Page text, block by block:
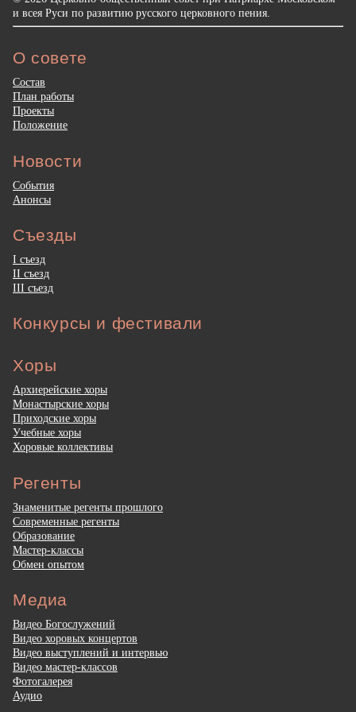
и всея Руси по развитию русского церковного пения.
О совете
Состав
План работы
Проекты
Положение
Новости
События
Анонсы
Съезды
I съезд
II съезд
III съезд
Конкурсы и фестивали
Хоры
Архиерейские хоры
Монастырские хоры
Приходские хоры
Учебные хоры
Хоровые коллективы
Регенты
Знаменитые регенты прошлого
Современные регенты
Образование
Мастер-классы
Обмен опытом
Медиа
Видео Богослужений
Видео хоровых концертов
Видео выступлений и интервью
Видео мастер-классов
Фотогалерея
Аудио